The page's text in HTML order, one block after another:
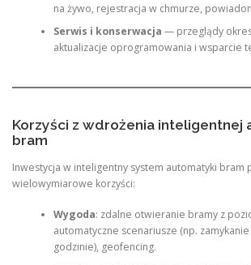
na żywo, rejestracja w chmurze,
Serwis i konserwacja — przeglądy
aktualizacje oprogramowania i wsparcie
Korzyści z wdrożenia inteligentnej
bram
Inwestycja w inteligentny system automatyki bram
wielowymiarowe korzyści:
Wygoda: zdalne otwieranie bramy z
automatyczne scenariusze (np.
godzinie), geofencing.